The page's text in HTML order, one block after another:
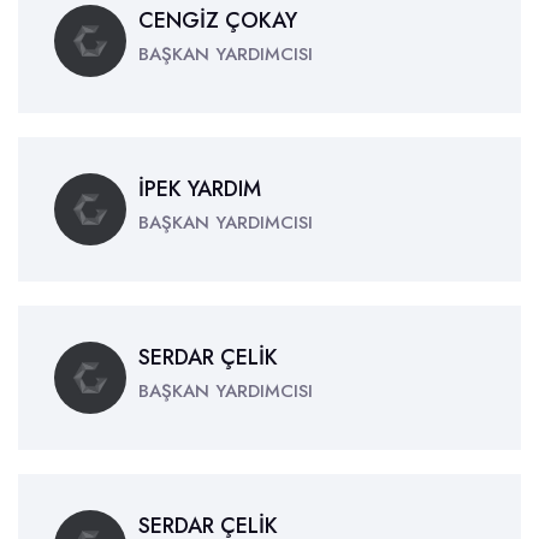
CENGİZ ÇOKAY
BAŞKAN YARDIMCISI
İPEK YARDIM
BAŞKAN YARDIMCISI
SERDAR ÇELİK
BAŞKAN YARDIMCISI
SERDAR ÇELİK